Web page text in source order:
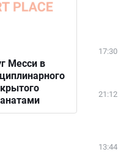
Месси в
17:30
21:12
13:44